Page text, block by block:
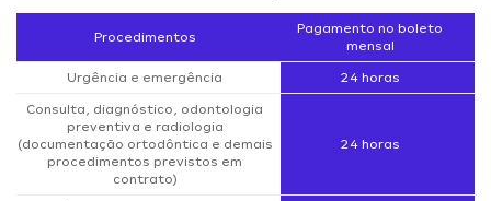
Procedimentos
Pagamento no boleto
mensal
Urgência e emergência 24 horas
Consulta, diagnóstico, odontologia
preventiva e radiologia
(documentação ortodôntica e demais
procedimentos previstos em
contrato)
24 horas